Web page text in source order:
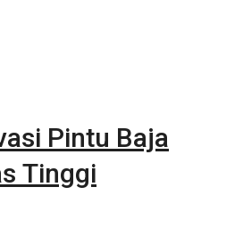
Pintu Baja
Tinggi